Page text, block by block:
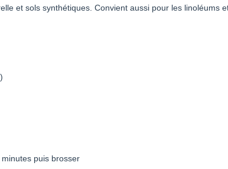
et sols synthétiques. Convient aussi pour les linoléums
puis brosser